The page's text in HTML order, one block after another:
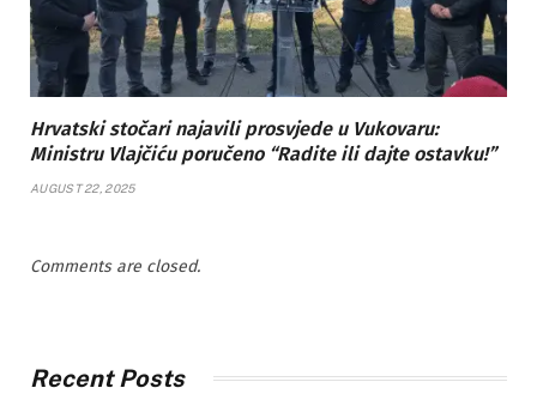
Hrvatski stočari najavili prosvjede u Vukovaru:
Ministru Vlajčiću poručeno “Radite ili dajte ostavku!”
AUGUST 22, 2025
Comments are closed.
Recent Posts